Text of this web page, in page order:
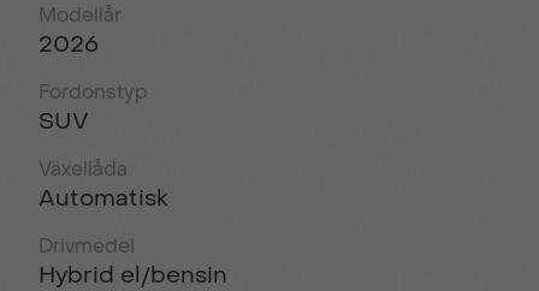
Modellår
2026
Fordonstyp
SUV
Växellåda
Automatisk
Drivmedel
Hybrid el/bensin